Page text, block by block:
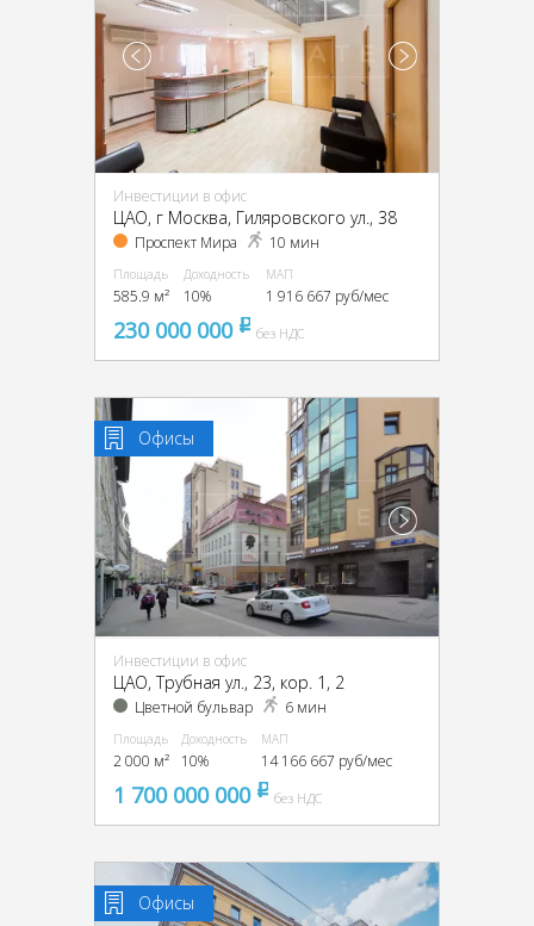
Инвестиции в офис
ЦАО, г Москва, Гиляровского ул., 38
Проспект Мира 10 мин
Площадь
585.9 м²
Доходность
10%
МАП
1 916 667 руб/мес
230 000 000 pуббез НДС
Офисы
Инвестиции в офис
ЦАО, Трубная ул., 23, кор. 1, 2
Цветной бульвар 6 мин
Площадь
2 000 м²
Доходность
10%
МАП
14 166 667 руб/мес
1 700 000 000 pуббез НДС
Офисы